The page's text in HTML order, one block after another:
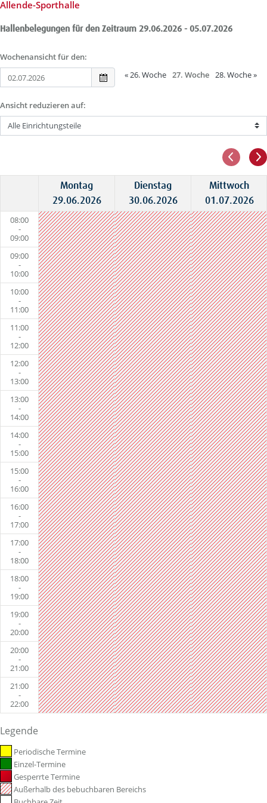
Allende-Sporthalle
Hallenbelegungen für den Zeitraum 29.06.2026 - 05.07.2026
Wochenansicht für den:
«26. Woche 27. Woche 28. Woche»
Ansicht reduzieren auf:
08:00
-
09:00
09:00
-
10:00
10:00
-
11:00
11:00
-
12:00
12:00
-
13:00
13:00
-
14:00
14:00
-
15:00
15:00
-
16:00
16:00
-
17:00
17:00
-
18:00
18:00
-
19:00
19:00
-
20:00
20:00
-
21:00
21:00
-
22:00
Montag
29.06.2026
Dienstag
30.06.2026
Mittwoch
01.07.2026
Legende
Periodische Termine
Einzel-Termine
Gesperrte Termine
Außerhalb des bebuchbaren Bereichs